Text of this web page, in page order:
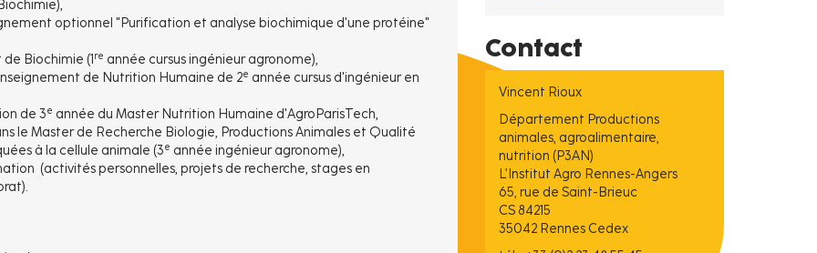
optionnel "Purification et analyse biochimique d'une protéine"
Biochimie (1 re année cursus ingénieur agronome),
de Nutrition Humaine de 2e année cursus d'ingénieur en
de 3e année du Master Nutrition Humaine d'AgroParisTech,
le Master de Recherche Biologie, Productions Animales et Qualité
à la cellule animale (3e année ingénieur agronome),
(activités personnelles, projets de recherche, stages en
Contact
Vincent Rioux
Département Productions
animales, agroalimentaire,
nutrition (P3AN)
L’Institut Agro Rennes-Angers
65, rue de Saint-Brieuc
CS 84215
35042 Rennes Cedex